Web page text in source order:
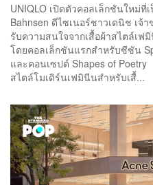
UNIQLO เปิดตัวคอลเล็กชันใหม่ที่
Bahnsen ดีไซเนอร์ชาวเดนิช เจ้
รับความสนใจจากเสื้อผ้าสไตล์เ
โดยคอลเล็กชันแรกสำหรับซีซัน
และคอนเซปต์ Shapes of
สไตล์โมเดิร์นเฟมินีนสำหรับเสื้...